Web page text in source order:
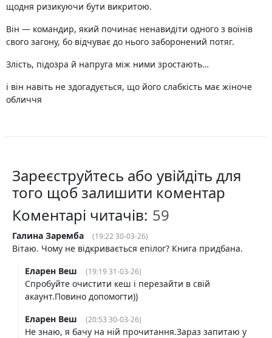
щодня ризикуючи бути викритою.
Він — командир, який починає ненавидіти одного з воїнів
свого загону, бо відчуває до нього заборонений потяг.
Злість, підозра й напруга між ними зростають…
і він навіть не здогадується, що його слабкість має жіноче
обличчя
Зареєструйтесь або увійдіть для
того щоб залишити коментар
Коментарі читачів:
Галина Заремба (19:22 30-03-26)
Вітаю. Чому не відкривається епілог? Книга придбана.
Еларен Веш
(19:19 31-03-26)
Спробуйте очистити кеш і перезайти в свій
акаунт.Повино допомогти))
Еларен Веш
(20:53 30-03-26)
Не знаю, я бачу на ній прочитання.Зараз запитаю у